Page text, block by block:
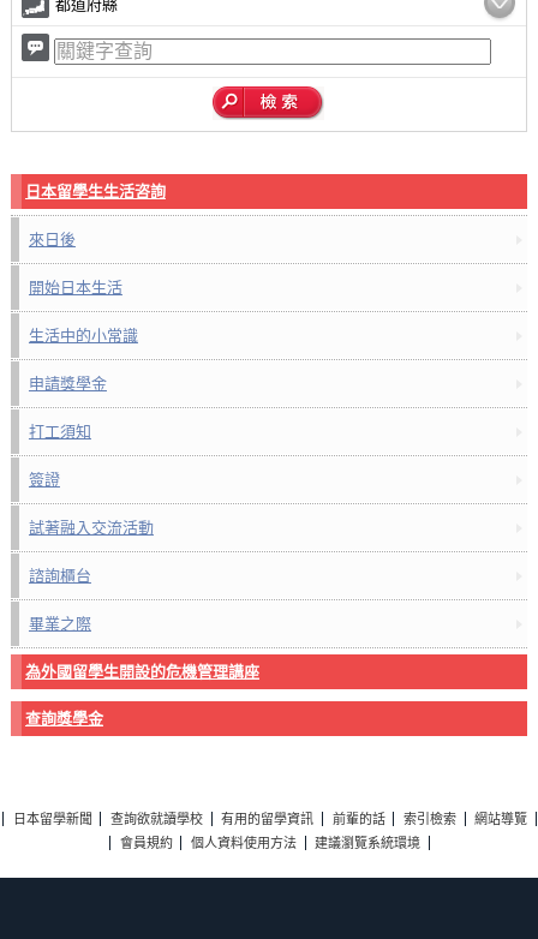
都道府縣
日本留學生生活咨詢
來日後
開始日本生活
生活中的小常識
申請獎學金
打工須知
簽證
試著融入交流活動
諮詢櫃台
畢業之際
為外國留學生開設的危機管理講座
查詢獎學金
日本留學新聞 查詢欲就讀學校 有用的留學資訊 前輩的話 索引檢索
網站導覽
會員規約
個人資料使用方法 建議瀏覽系統環境